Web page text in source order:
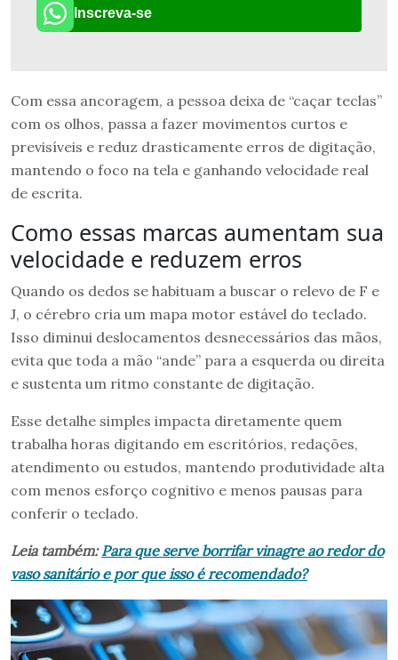
Inscreva-se
Com essa ancoragem, a pessoa deixa de “caçar teclas”
com os olhos, passa a fazer movimentos curtos e
previsíveis e reduz drasticamente erros de digitação,
mantendo o foco na tela e ganhando velocidade real
de escrita.
Como essas marcas aumentam sua
velocidade e reduzem erros
Quando os dedos se habituam a buscar o relevo de F e
J, o cérebro cria um mapa motor estável do teclado.
Isso diminui deslocamentos desnecessários das mãos,
evita que toda a mão “ande” para a esquerda ou direita
e sustenta um ritmo constante de digitação.
Esse detalhe simples impacta diretamente quem
trabalha horas digitando em escritórios, redações,
atendimento ou estudos, mantendo produtividade alta
com menos esforço cognitivo e menos pausas para
conferir o teclado.
Leia também:Para que serve borrifar vinagre ao redor do
vaso sanitário e por que isso é recomendado?